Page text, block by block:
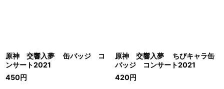
原神 交響入夢 缶バッジ コ
ンサート2021
450円
原神 交響入夢 ちびキャラ缶
バッジ コンサート2021
420円